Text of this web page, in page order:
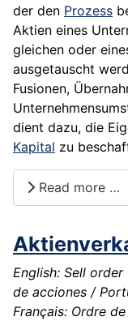
der den Prozess
Aktien eines
gleichen oder
ausgetauscht
Fusionen,
dient dazu, die
Kapital zu
Read more …
English: Sell
de acciones /
Français: Ordre